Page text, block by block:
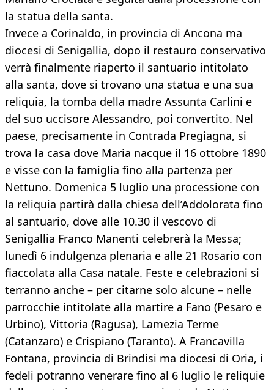
la statua della santa.
Invece a Corinaldo, in provincia di Ancona ma
diocesi di Senigallia, dopo il restauro conservativo
verrà finalmente riaperto il santuario intitolato
alla santa, dove si trovano una statua e una sua
reliquia, la tomba della madre Assunta Carlini e
del suo uccisore Alessandro, poi convertito. Nel
paese, precisamente in Contrada Pregiagna, si
trova la casa dove Maria nacque il 16 ottobre 1890
e visse con la famiglia fino alla partenza per
Nettuno. Domenica 5 luglio una processione con
la reliquia partirà dalla chiesa dell’Addolorata fino
al santuario, dove alle 10.30 il vescovo di
Senigallia Franco Manenti celebrerà la Messa;
lunedì 6 indulgenza plenaria e alle 21 Rosario con
fiaccolata alla Casa natale. Feste e celebrazioni si
terranno anche – per citarne solo alcune – nelle
parrocchie intitolate alla martire a Fano (Pesaro e
Urbino), Vittoria (Ragusa), Lamezia Terme
(Catanzaro) e Crispiano (Taranto). A Francavilla
Fontana, provincia di Brindisi ma diocesi di Oria, i
fedeli potranno venerare fino al 6 luglio le reliquie